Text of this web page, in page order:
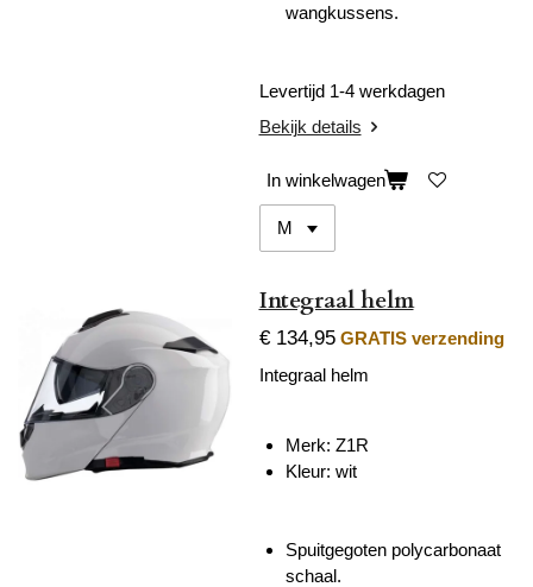
wangkussens.
Levertijd 1-4 werkdagen
Bekijk details
In winkelwagen
Integraal helm
€ 134,95 GRATIS verzending
Integraal helm
Merk: Z1R
Kleur: wit
Spuitgegoten polycarbonaat
schaal.